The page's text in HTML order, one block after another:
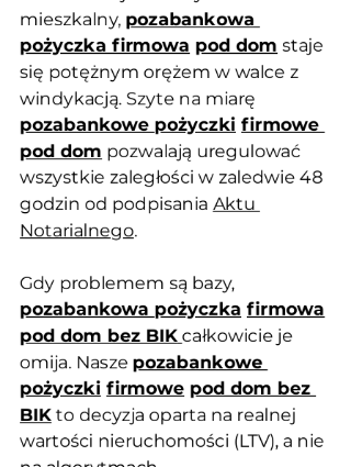
mieszkalny, pozabankowa
pożyczka firmowa pod dom staje
się potężnym orężem w walce z
windykacją. Szyte na miarę
pozabankowe pożyczki firmowe
pod dom pozwalają uregulować
wszystkie zaległości w zaledwie 48
godzin od podpisania Aktu
Notarialnego.
Gdy problemem są bazy,
pozabankowa pożyczka firmowa
pod dom bez BIK całkowicie je
omija. Nasze pozabankowe
pożyczki firmowe pod dom bez
BIK to decyzja oparta na realnej
wartości nieruchomości (LTV), a nie